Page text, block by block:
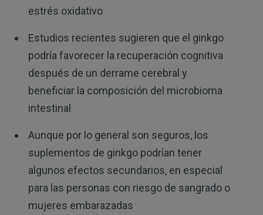
estrés oxidativo
Estudios recientes sugieren que el ginkgo
podría favorecer la recuperación cognitiva
después de un derrame cerebral y
beneficiar la composición del microbioma
intestinal
Aunque por lo general son seguros, los
suplementos de ginkgo podrían tener
algunos efectos secundarios, en especial
para las personas con riesgo de sangrado o
mujeres embarazadas